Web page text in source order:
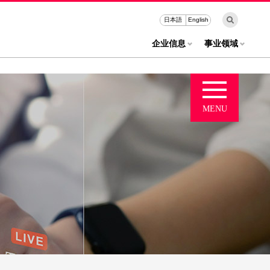
日本語 English
企业信息 事业领域